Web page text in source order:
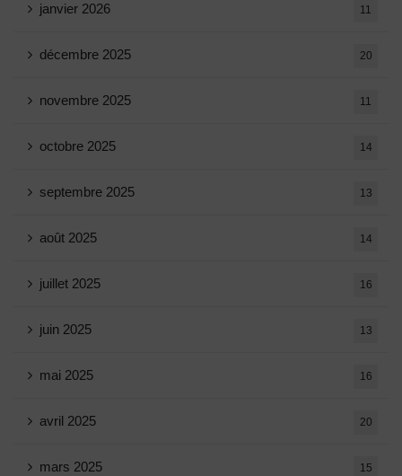
janvier 2026 11
décembre 2025 20
novembre 2025 11
octobre 2025 14
septembre 2025 13
août 2025 14
juillet 2025 16
juin 2025 13
mai 2025 16
avril 2025 20
mars 2025 15